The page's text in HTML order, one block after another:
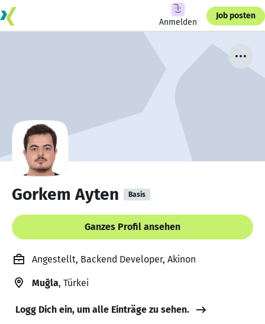
Anmelden
Job posten
Gorkem Ayten Basis
Ganzes Profil ansehen
Angestellt, Backend Developer, Akinon
Muğla, Türkei
Logg Dich ein, um alle Einträge zu sehen.